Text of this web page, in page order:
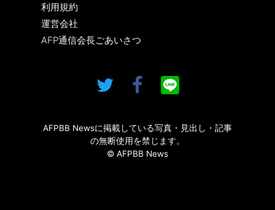
利用規約
運営会社
AFP通信会長ごあいさつ
AFPBB Newsに掲載している写真・見出し・記事
の無断使用を禁じます。
© AFPBB News